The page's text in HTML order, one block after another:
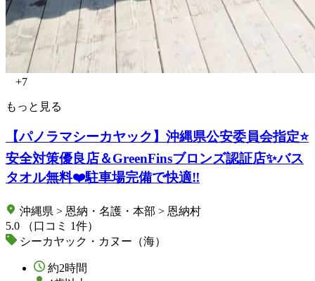
+7
もっと見る
【パノラマシーカヤック】沖縄県公安委員会指定⭐️
安全対策優良店＆GreenFinsブロンズ認証店✨バス
タオル無料❤️駐車場完備で快適‼️
沖縄県 > 恩納・名護・本部 > 恩納村
5.0
（口コミ 1件）
シーカヤック・カヌー（海）
約2時間